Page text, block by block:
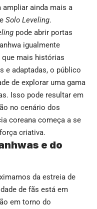
ainda mais a
Solo Leveling.
pode abrir portas
igualmente
mais histórias
e adaptadas, o público
de explorar uma gama
Isso pode resultar em
no cenário dos
coreana começa a se
criativa.
e do
da estreia de
de fãs está em
em torno do